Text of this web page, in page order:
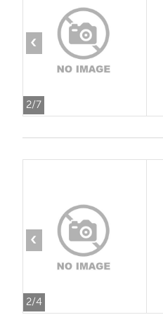
2/7
‹
2/4
‹